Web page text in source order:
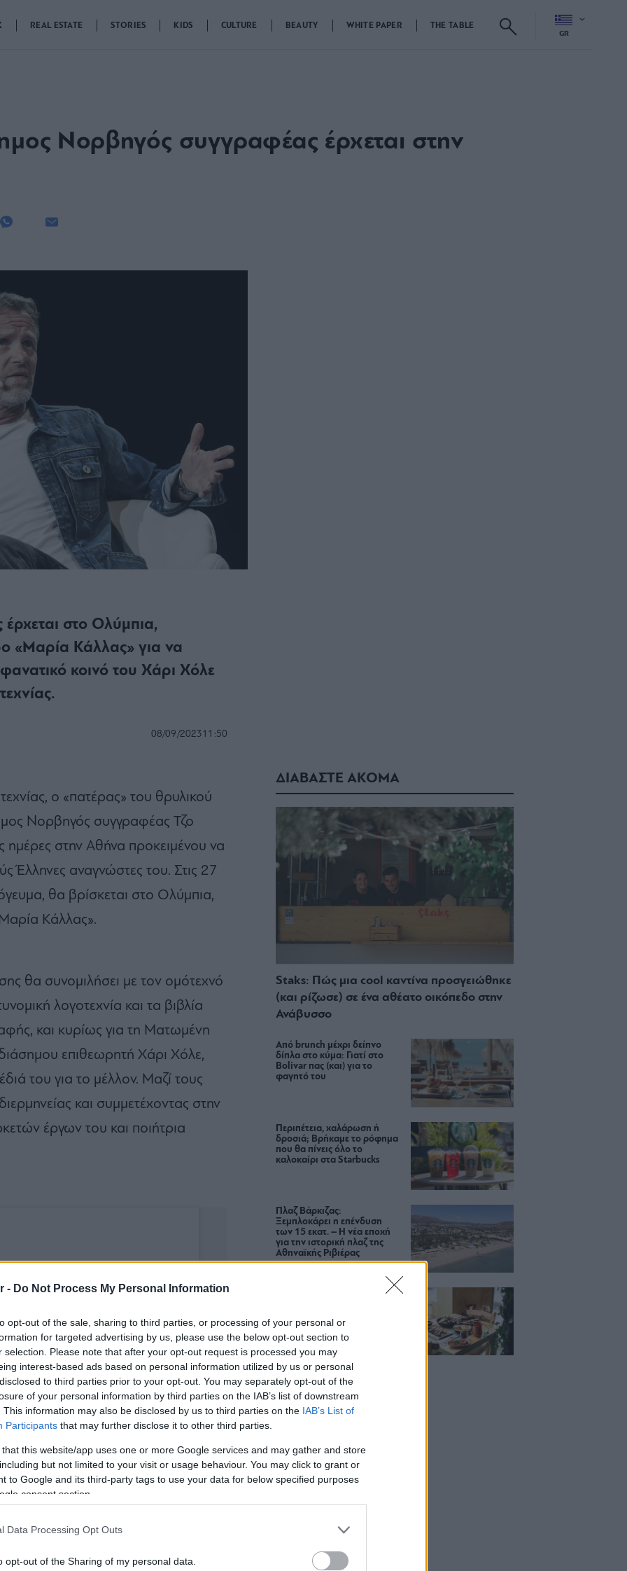
- Do Not Process My Personal Information
opt-out of the sale, sharing to third parties, or processing of your personal or
for targeted advertising by us, please use the below opt-out section to
selection. Please note that after your opt-out request is processed you may
interest-based ads based on personal information utilized by us or personal
to third parties prior to your opt-out. You may separately opt-out of the
of your personal information by third parties on the IAB’s list of downstream
This information may also be disclosed by us to third parties on the IAB’s List of
Participants that may further disclose it to other third parties.
that this website/app uses one or more Google services and may gather and store
but not limited to your visit or usage behaviour. You may click to grant or
to Google and its third-party tags to use your data for below specified purposes
consent section.
Data Processing Opt Outs
opt-out of the Sharing of my personal data.
REAL ESTATE STORIES KIDS CULTURE BEAUTY WHITE PAPER THE TABLE
GR
Νορβηγός συγγραφέας έρχεται στην
στο Ολύμπια,
«Μαρία Κάλλας» για να
κοινό του Χάρι Χόλε
08/09/202311:50
ο «πατέρας» του θρυλικού
Νορβηγός συγγραφέας Τζο
ημέρες στην Αθήνα προκειμένου να
Έλληνες αναγνώστες του. Στις 27
θα βρίσκεται στο Ολύμπια,
Κάλλας».
θα συνομιλήσει με τον ομότεχνό
λογοτεχνία και τα βιβλία
και κυρίως για τη Ματωμένη
επιθεωρητή Χάρι Χόλε,
του για το μέλλον. Μαζί τους
και συμμετέχοντας στην
έργων του και ποιήτρια
στο Instagram.
ΔΙΑΒΑΣΤΕ ΑΚΟΜΑ
Staks: Πώς μια cool καντίνα προσγειώθηκε
(και ρίζωσε) σε ένα αθέατο οικόπεδο στην
Ανάβυσσο
Από brunch μέχρι δείπνο
δίπλα στο κύμα: Γιατί στο
Bolivar πας (και) για το
φαγητό του
Περιπέτεια, χαλάρωση ή
δροσιά; Βρήκαμε το ρόφημα
που θα πίνεις όλο το
καλοκαίρι στα Starbucks
Πλαζ Βάρκιζας:
Ξεμπλοκάρει η επένδυση
των 15 εκατ. – Η νέα εποχή
για την ιστορική πλαζ της
Αθηναϊκής Ριβιέρας
Νόστος Μεζέ: Μια σύγχρονη